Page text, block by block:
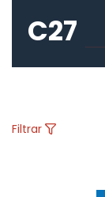
C27
Filtrar